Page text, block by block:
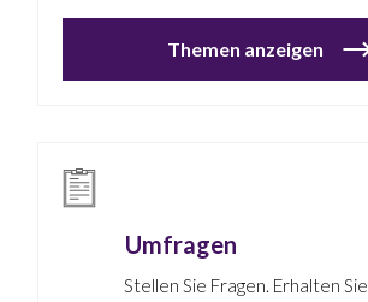
Themen anzeigen
Umfragen
Stellen Sie Fragen. Erhalten Sie